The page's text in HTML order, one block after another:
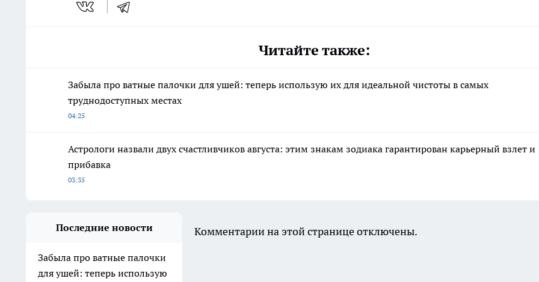
Читайте также:
Забыла про ватные палочки для ушей: теперь использую их для идеальной чистоты в самых
труднодоступных местах
04:25
Астрологи назвали двух счастливчиков августа: этим знакам зодиака гарантирован карьерный взлет и
прибавка
03:35
Последние новости
Забыла про ватные палочки
для ушей: теперь использую
Комментарии на этой странице отключены.